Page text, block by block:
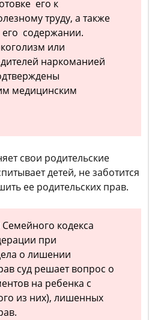
его к
труду, а также
содержании.
или
наркоманией
медицинским
свои родительские
детей, не заботится
ее родительских прав.
Семейного кодекса
при
о лишении
суд решает вопрос о
на ребенка с
из них), лишенных